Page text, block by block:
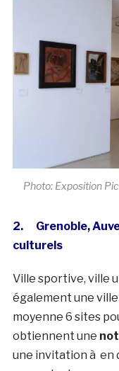
Photo: Exposition
2. Grenoble,
culturels
Ville sportive, ville
également une
moyenne 6 sites
obtiennent une
une invitation à en